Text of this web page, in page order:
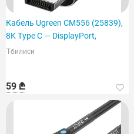
Кабель Ugreen CM556 (25839),
8K Type C — DisplayPort,
Тбилиси
59 ₾